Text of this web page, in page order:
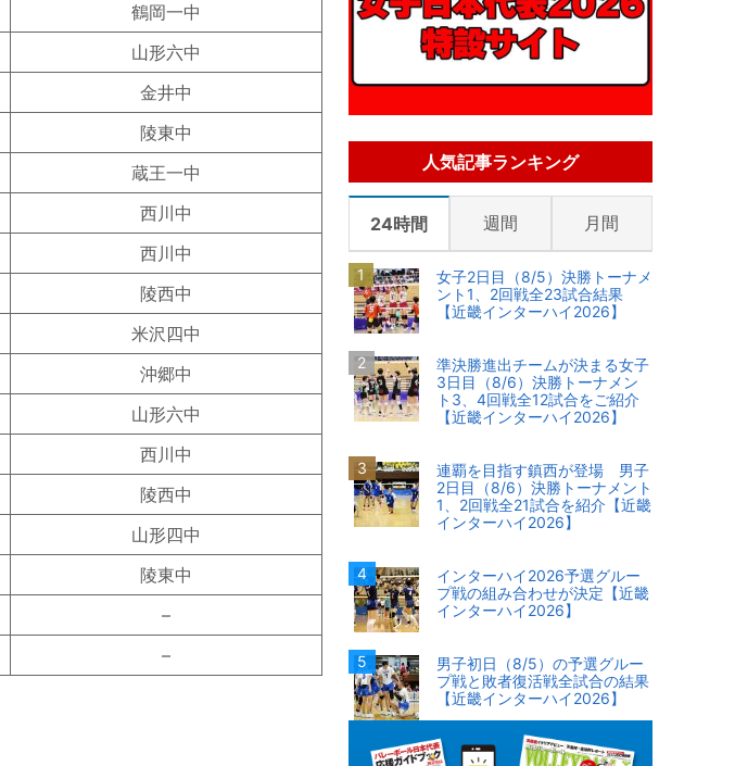
鶴岡一中
山形六中
金井中
陵東中
蔵王一中
西川中
西川中
陵西中
米沢四中
沖郷中
山形六中
西川中
陵西中
山形四中
陵東中
–
–
人気記事ランキング
24時間 週間 月間
女子2日目（8/5）決勝トーナメ
ント1、2回戦全23試合結果
【近畿インターハイ2026】
準決勝進出チームが決まる女子
3日目（8/6）決勝トーナメン
ト3、4回戦全12試合をご紹介
【近畿インターハイ2026】
連覇を目指す鎮西が登場 男子
2日目（8/6）決勝トーナメント
1、2回戦全21試合を紹介【近畿
インターハイ2026】
インターハイ2026予選グルー
プ戦の組み合わせが決定【近畿
インターハイ2026】
男子初日（8/5）の予選グルー
プ戦と敗者復活戦全試合の結果
【近畿インターハイ2026】